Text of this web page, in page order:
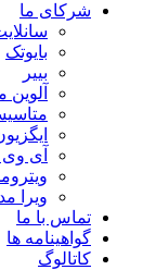
شرکای ما
بایوتک
بییر
آلوین
آی وی
ویرا
تماس با ما
گواهینامه ها
کاتالوگ